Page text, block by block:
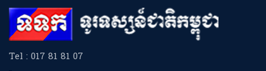
Tel : 017 81 81 07